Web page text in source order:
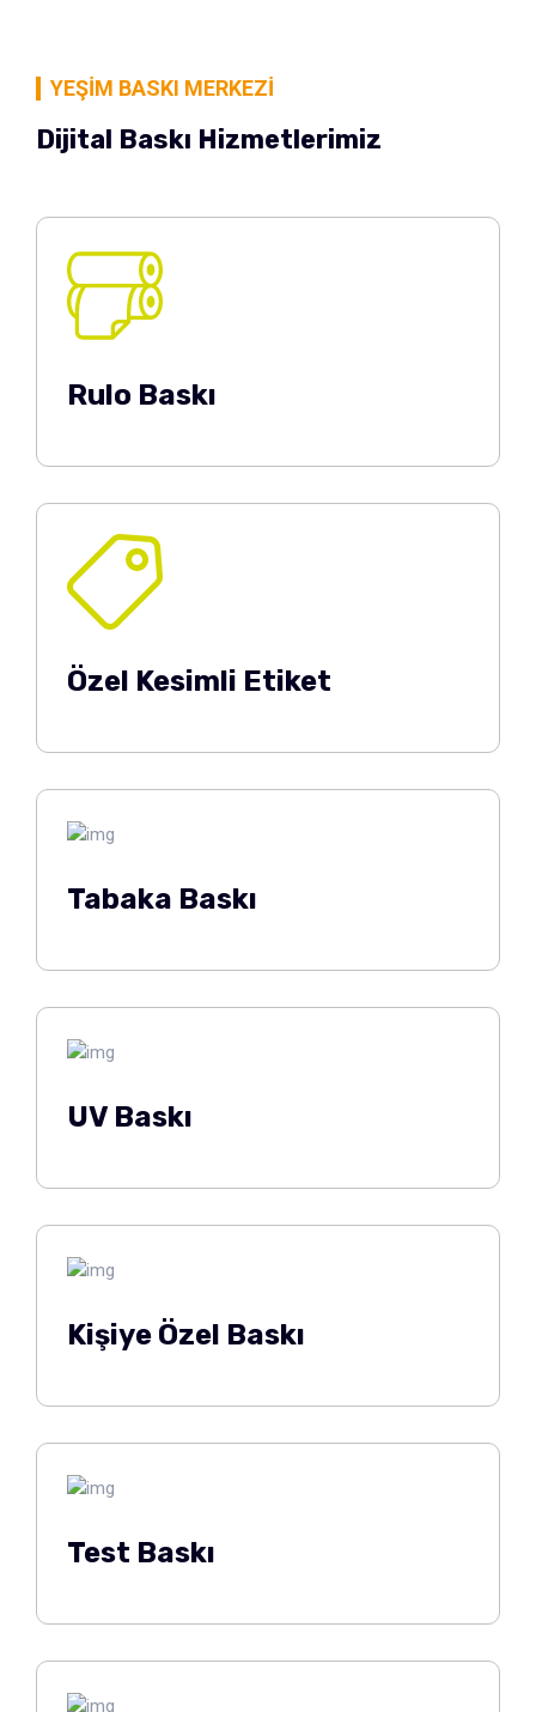
YEŞIM BASKI MERKEZI
Dijital Baskı Hizmetlerimiz
Rulo Baskı
Özel Kesimli Etiket
Tabaka Baskı
UV Baskı
Kişiye Özel Baskı
Test Baskı